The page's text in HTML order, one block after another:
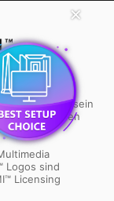
✕
sein
ohne einen
Logos sind
Licensing